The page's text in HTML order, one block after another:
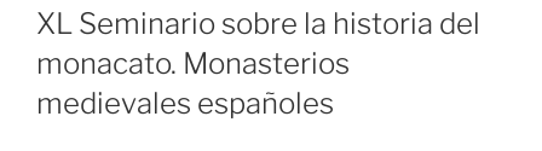
EL
XL Seminario sobre la historia del
monacato. Monasterios
medievales españoles